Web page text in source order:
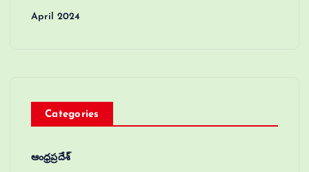
April 2024
Categories
ఆంధ్రప్రదేశ్